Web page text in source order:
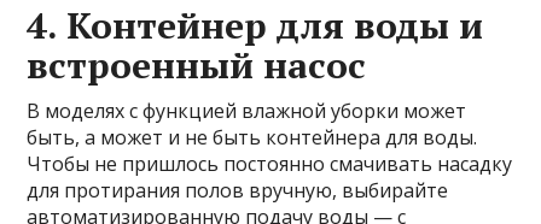
4. Контейнер для воды и
встроенный насос
В моделях с функцией влажной уборки может
быть, а может и не быть контейнера для воды.
Чтобы не пришлось постоянно смачивать насадку
для протирания полов вручную, выбирайте
автоматизированную подачу воды — с